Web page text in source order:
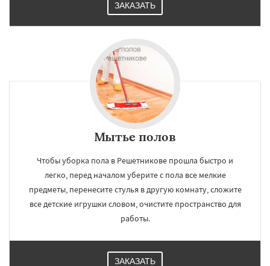
ЗАКАЗАТЬ
Мытье полов
Чтобы уборка пола в Решетникове прошла быстро и
легко, перед началом уберите с пола все мелкие
предметы, перенесите стулья в другую комнату, сложите
все детские игрушки словом, очистите пространство для
работы.
ЗАКАЗАТЬ